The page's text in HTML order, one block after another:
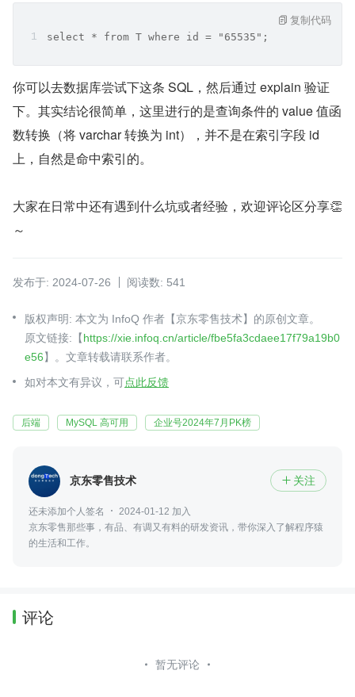
select * from T where id = "65535";
复制代码
你可以去数据库尝试下这条 SQL，然后通过 explain 验证
下。其实结论很简单，这里进行的是查询条件的 value 值函
数转换（将 varchar 转换为 int），并不是在索引字段 id
上，自然是命中索引的。
大家在日常中还有遇到什么坑或者经验，欢迎评论区分享👏
～
发布于: 2024-07-26 阅读数: 541
版权声明: 本文为 InfoQ 作者【京东零售技术】的原创文章。
原文链接:【https://xie.infoq.cn/article/fbe5fa3cdaee17f79a19b0
e56】。文章转载请联系作者。
如对本文有异议，可点此反馈
后端 MySQL 高可用 企业号2024年7月PK榜
京东零售技术  关注
还未添加个人签名
2024-01-12 加入
京东零售那些事，有品、有调又有料的研发资讯，带你深入了解程序猿
的生活和工作。
评论
暂无评论